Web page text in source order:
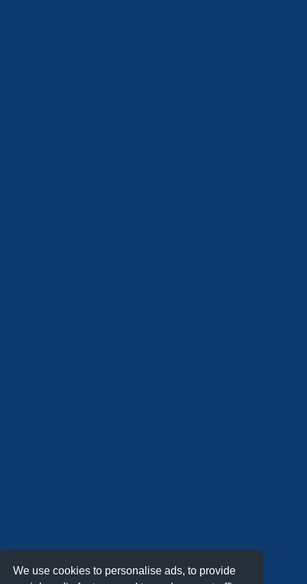
We use cookies to personalise ads, to provide